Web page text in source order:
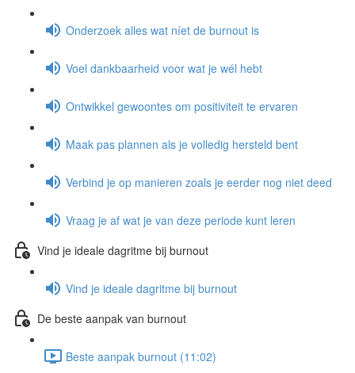
Onderzoek alles wat níet de burnout is
Voel dankbaarheid voor wat je wél hebt
Ontwikkel gewoontes om positiviteit te ervaren
Maak pas plannen als je volledig hersteld bent
Verbind je op manieren zoals je eerder nog niet deed
Vraag je af wat je van deze periode kunt leren
Vind je ideale dagritme bij burnout
Vind je ideale dagritme bij burnout
De beste aanpak van burnout
Beste aanpak burnout (11:02)